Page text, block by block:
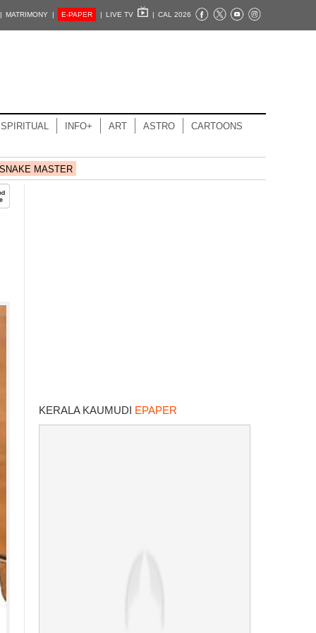
MATRIMONY | E-PAPER | LIVE TV | CAL 2026
SPIRITUAL INFO+ ART ASTRO CARTOONS
MASTER
KERALA KAUMUDI EPAPER